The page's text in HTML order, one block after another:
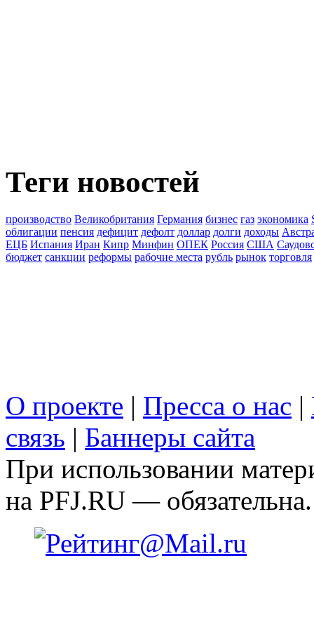
Теги новостей
производство Великобритания Германия бизнес газ экономика
облигации пенсия дефицит дефолт доллар долги доходы
ЕЦБ Испания Иран Кипр Минфин ОПЕК Россия США
бюджет санкции реформы рабочие места рубль рынок торговля
О проекте | Пресса о нас |
связь | Баннеры сайта
При использовании
на PFJ.RU — обязательна.